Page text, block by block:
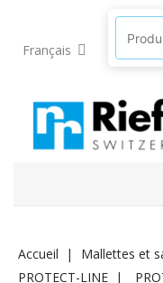
Français
Accueil Mallettes et
PROTECT-LINE